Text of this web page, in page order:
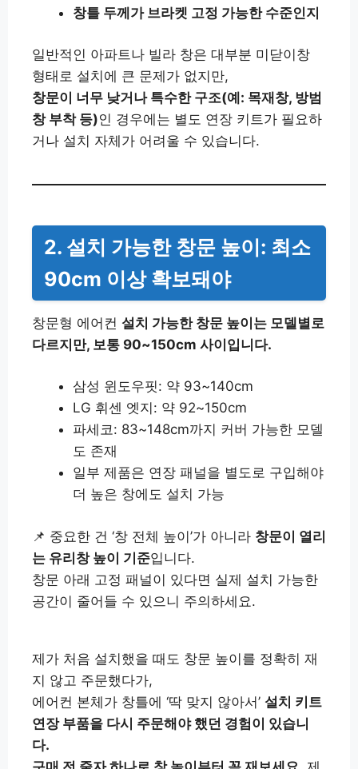
창틀 두께가 브라켓 고정 가능한 수준인지
일반적인 아파트나 빌라 창은 대부분 미닫이창
형태로 설치에 큰 문제가 없지만,
창문이 너무 낮거나 특수한 구조(예: 목재창, 방범
창 부착 등)인 경우에는 별도 연장 키트가 필요하
거나 설치 자체가 어려울 수 있습니다.
2. 설치 가능한 창문 높이: 최소
90cm 이상 확보돼야
창문형 에어컨 설치 가능한 창문 높이는 모델별로
다르지만, 보통 90~150cm 사이입니다.
삼성 윈도우핏: 약 93~140cm
LG 휘센 엣지: 약 92~150cm
파세코: 83~148cm까지 커버 가능한 모델
도 존재
일부 제품은 연장 패널을 별도로 구입해야
더 높은 창에도 설치 가능
📌 중요한 건 ‘창 전체 높이’가 아니라 창문이 열리
는 유리창 높이 기준입니다.
창문 아래 고정 패널이 있다면 실제 설치 가능한
공간이 줄어들 수 있으니 주의하세요.
제가 처음 설치했을 때도 창문 높이를 정확히 재
지 않고 주문했다가,
에어컨 본체가 창틀에 ‘딱 맞지 않아서’ 설치 키트
연장 부품을 다시 주문해야 했던 경험이 있습니
다.